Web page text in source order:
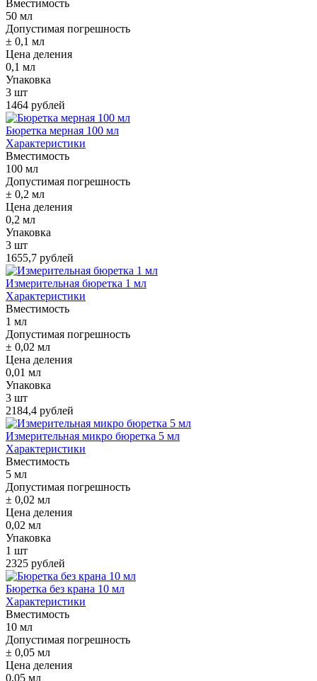
Вместимость
50 мл
Допустимая погрешность
± 0,1 мл
Цена деления
0,1 мл
Упаковка
3 шт
1464 рублей
Бюретка мерная 100 мл
Характеристики
Вместимость
100 мл
Допустимая погрешность
± 0,2 мл
Цена деления
0,2 мл
Упаковка
3 шт
1655,7 рублей
Измерительная бюретка 1 мл
Характеристики
Вместимость
1 мл
Допустимая погрешность
± 0,02 мл
Цена деления
0,01 мл
Упаковка
3 шт
2184,4 рублей
Измерительная микро бюретка 5 мл
Характеристики
Вместимость
5 мл
Допустимая погрешность
± 0,02 мл
Цена деления
0,02 мл
Упаковка
1 шт
2325 рублей
Бюретка без крана 10 мл
Характеристики
Вместимость
10 мл
Допустимая погрешность
± 0,05 мл
Цена деления
0,05 мл